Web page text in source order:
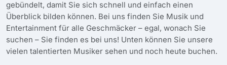
gebündelt, damit Sie sich schnell und einfach einen
Überblick bilden können. Bei uns finden Sie Musik und
Entertainment für alle Geschmäcker – egal, wonach Sie
suchen – Sie finden es bei uns! Unten können Sie unsere
vielen talentierten Musiker sehen und noch heute buchen.